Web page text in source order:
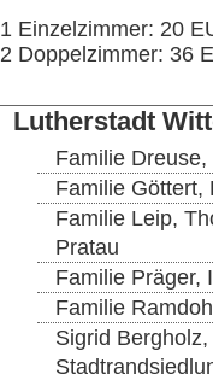
1 Einzelzimmer: 20
2 Doppelzimmer: 36
Lutherstadt
Familie
Familie Göttert,
Familie Leip,
Pratau
Familie Präger,
Familie
Sigrid